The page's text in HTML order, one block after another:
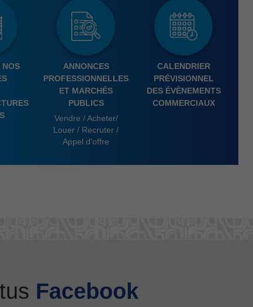
suite
Qualifié ERT-ERP 5e
catégorie
NOS
ANNONCES
PROFESSIONNELLES
ET MARCHÉS
PUBLICS
Vendre / Acheter/
Louer / Recruter /
Appel d'offre
CALENDRIER
PRÉVISIONNEL
DES ÉVÈNEMENTS
COMMERCIAUX
Facebook